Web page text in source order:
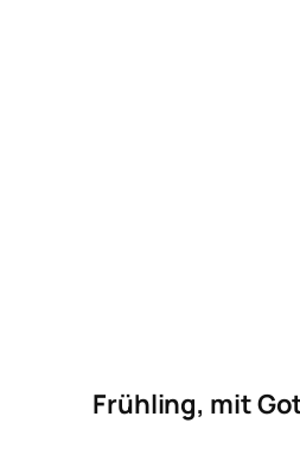
Frühling, mit